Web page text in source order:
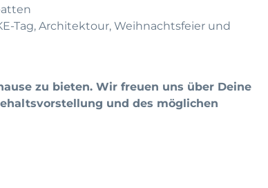
Tag, Architektour, Weihnachtsfeier und
zu bieten. Wir freuen uns über Deine
und des möglichen